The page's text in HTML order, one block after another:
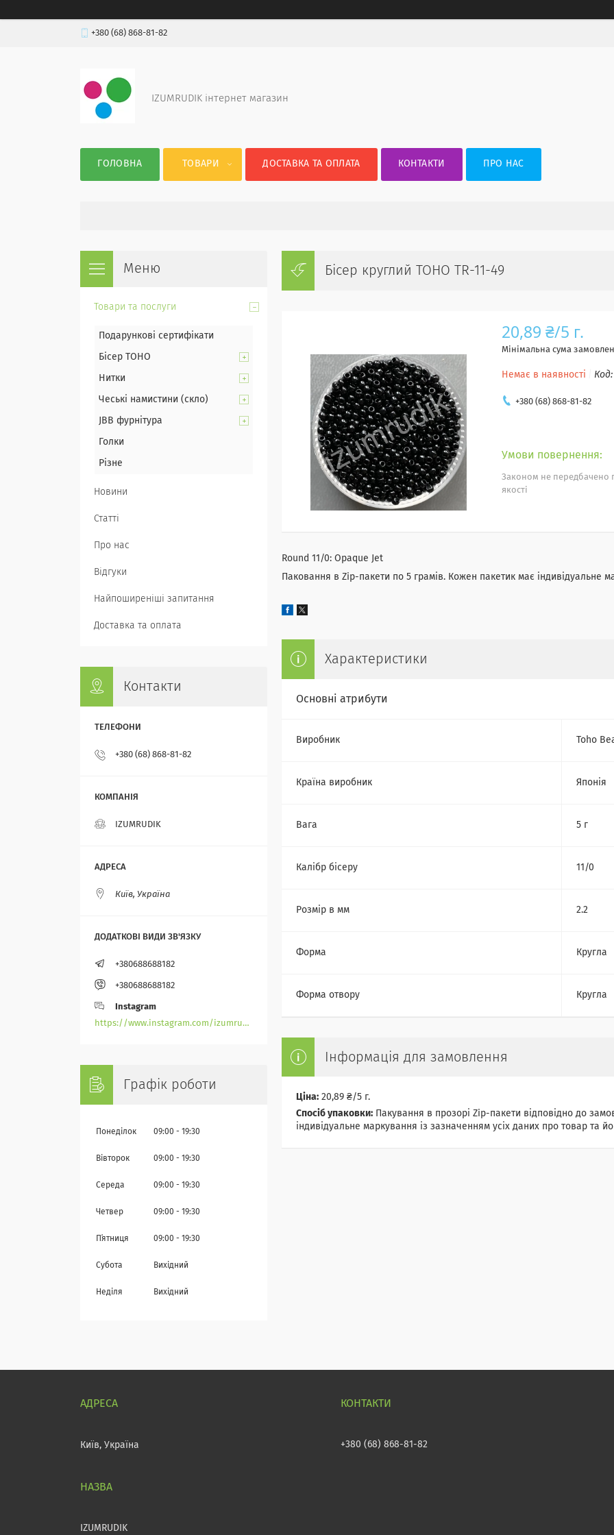
+380 (68) 868-81-82
IZUMRUDIK інтернет магазин
ГОЛОВНА ТОВАРИ ДОСТАВКА ТА ОПЛАТА КОНТАКТИ ПРО НАС
Бісер круглий TOHO TR-11-49
20,89 ₴/5 г.
Мінімальна сума
Немає в наявності
+380 (68) 868-81-82
Законом не передбачено
якості
Round 11/0: Opaque Jet
Паковання в Zip-пакети по 5 грамів. Кожен пакетик має індивідуальне
Характеристики
Основні атрибути
Виробник Toho
Країна виробник Японія
Вага 5 г
Калібр бісеру 11/0
Розмір в мм 2.2
Форма Кругла
Форма отвору Кругла
Інформація для замовлення
Ціна: 20,89 ₴/5 г.
Спосіб упаковки: Пакування в прозорі Zip-пакети відповідно до
індивідуальне маркування із зазначенням усіх даних про товар та
Товари та послуги
Подарункові сертифікати
Бісер TOHO
Нитки
Чеські намистини (скло)
JBB фурнітура
Голки
Різне
Новини
Статті
Про нас
Відгуки
Найпоширеніші запитання
Доставка та оплата
Контакти
+380 (68) 868-81-82
IZUMRUDIK
Київ, Україна
+380688688182
+380688688182
Instagram
https://www.instagram.com/izumrudik_toho_store/
Графік роботи
Понеділок 09:00 19:30
Вівторок 09:00 19:30
Середа 09:00 19:30
Четвер 09:00 19:30
Пʼятниця 09:00 19:30
Субота Вихідний
Неділя Вихідний
Київ, Україна
IZUMRUDIK
+380 (68) 868-81-82